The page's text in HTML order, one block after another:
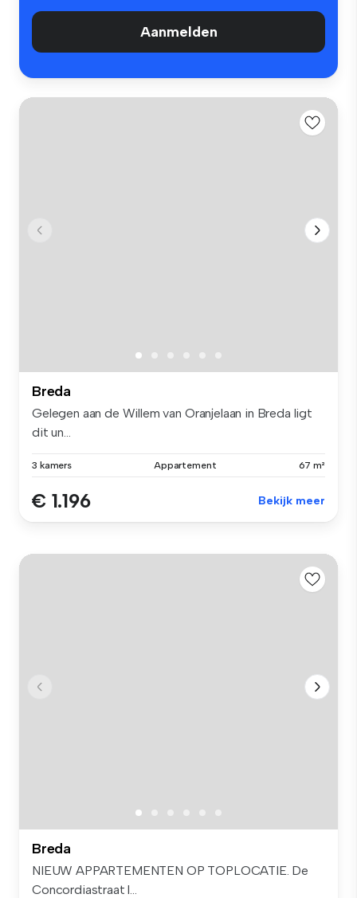
Aanmelden
Breda
Gelegen aan de Willem van Oranjelaan in Breda ligt
dit un...
3 kamers Appartement 67 m²
€ 1.196 Bekijk meer
Breda
NIEUW APPARTEMENTEN OP TOPLOCATIE. De
Concordiastraat l...